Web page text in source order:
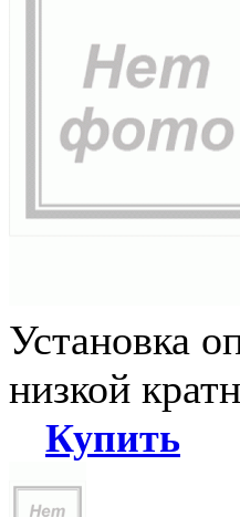
Установка
низкой
Купить